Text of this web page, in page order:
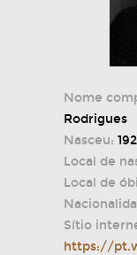
Nome
Rodrigues
Nasceu:
Local de
Local de
Sítio
https://